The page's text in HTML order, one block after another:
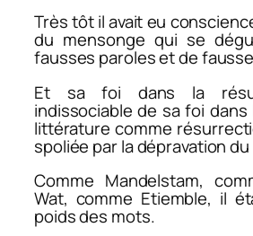
Très tôt il avait eu
du mensonge qui se
fausses paroles et de
Et sa foi dans la
indissociable de sa foi
littérature comme
spoliée par la dépravation
Comme Mandelstam,
Wat, comme Etiemble, il
poids des mots.